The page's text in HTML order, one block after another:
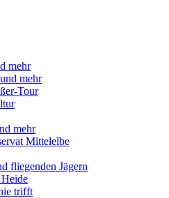
mehr
mehr
Tour
mehr
Mittelelbe
fliegenden Jägern
trifft